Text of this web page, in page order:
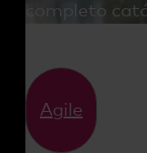
completo
Agile